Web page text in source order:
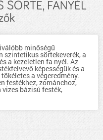
SÖRTE, FANYÉL
minőségű
sörtekeverék, a
a kezeletlen fa nyél. Az
képességük és a
a végeredmény.
festékhez, zománchoz,
bázisú festék,